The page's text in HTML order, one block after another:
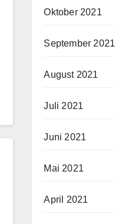
Oktober 2021
September 2021
August 2021
Juli 2021
Juni 2021
Mai 2021
April 2021